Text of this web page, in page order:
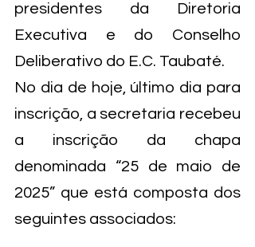
presidentes da Diretoria
Executiva e do Conselho
Deliberativo do E.C. Taubaté.
No dia de hoje, último dia para
inscrição, a secretaria recebeu
a inscrição da chapa
denominada “25 de maio de
2025” que está composta dos
seguintes associados: